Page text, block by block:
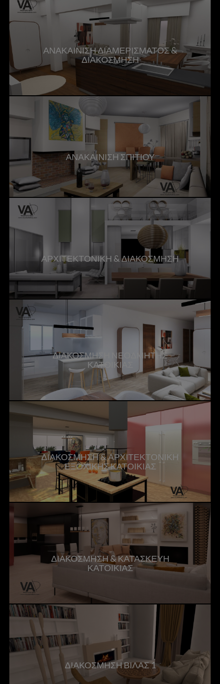
ΑΝΑΚΑΙΝΙΣΗ ΔΙΑΜΕΡΙΣΜΑΤΟΣ &
ΔΙΑΚΟΣΜΗΣΗ
ΑΝΑΚΑΙΝΙΣΗ ΣΠΙΤΙΟΥ
ΑΡΧΙΤΕΚΤΟΝΙΚΗ & ΔΙΑΚΟΣΜΗΣΗ
ΔΙΑΚΟΣΜΗΣΗ ΝΕΟΔΜΗΤΗΣ
ΚΑΤΟΙΚΙΑΣ
ΔΙΑΚΟΣΜΗΣΗ & ΑΡΧΙΤΕΚΤΟΝΙΚΗ
ΕΞΟΧΙΚΗΣ ΚΑΤΟΙΚΙΑΣ
ΔΙΑΚΟΣΜΗΣΗ & ΚΑΤΑΣΚΕΥΗ
ΚΑΤΟΙΚΙΑΣ
ΔΙΑΚΟΣΜΗΣΗ ΒΙΛΑΣ 1